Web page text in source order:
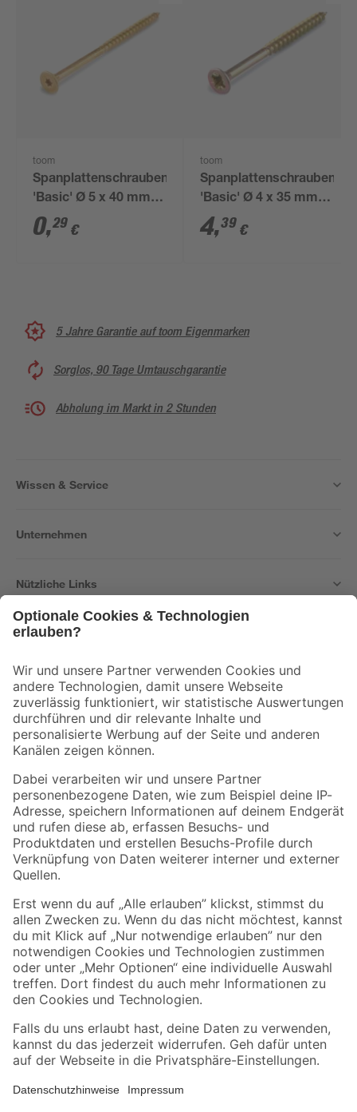
toom
Spanplattenschrauben
'Basic' Ø 5 x 40 mm
TX
0,29 €
toom
Spanplattenschrauben
'Basic' Ø 4 x 35 mm
PZ2 50 Stück
4,39 €
5 Jahre Garantie auf toom Eigenmarken
Sorglos, 90 Tage Umtauschgarantie
Abholung im Markt in 2 Stunden
Wissen & Service
Unternehmen
Nützliche Links
Der toom Newsletter: Keine Angebote und Aktionen mehr verpassen!
Zur Newsletter Anmeldung
Folge uns
Zahlungsarten Versandarten
Sicher einkaufen
Jetzt die toom-App herunterladen
Alle Preisangaben in EUR inkl. gesetzl. MwSt.. Die dargestellten Angebote sind unter
Umständen nicht in allen Märkten verfügbar. Die angegebenen Verfügbarkeiten beziehen
Produkte nur solange der Vorrat reicht.
*Paketversand ab 59 € versandkostenfrei, gilt nicht für Artikel mit Speditionsversand, hier